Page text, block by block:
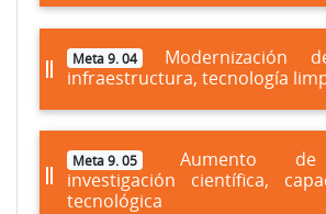
Meta 9. 04 Modernización
infraestructura, tecnología
Meta 9. 05 Aumento
investigación científica,
tecnológica